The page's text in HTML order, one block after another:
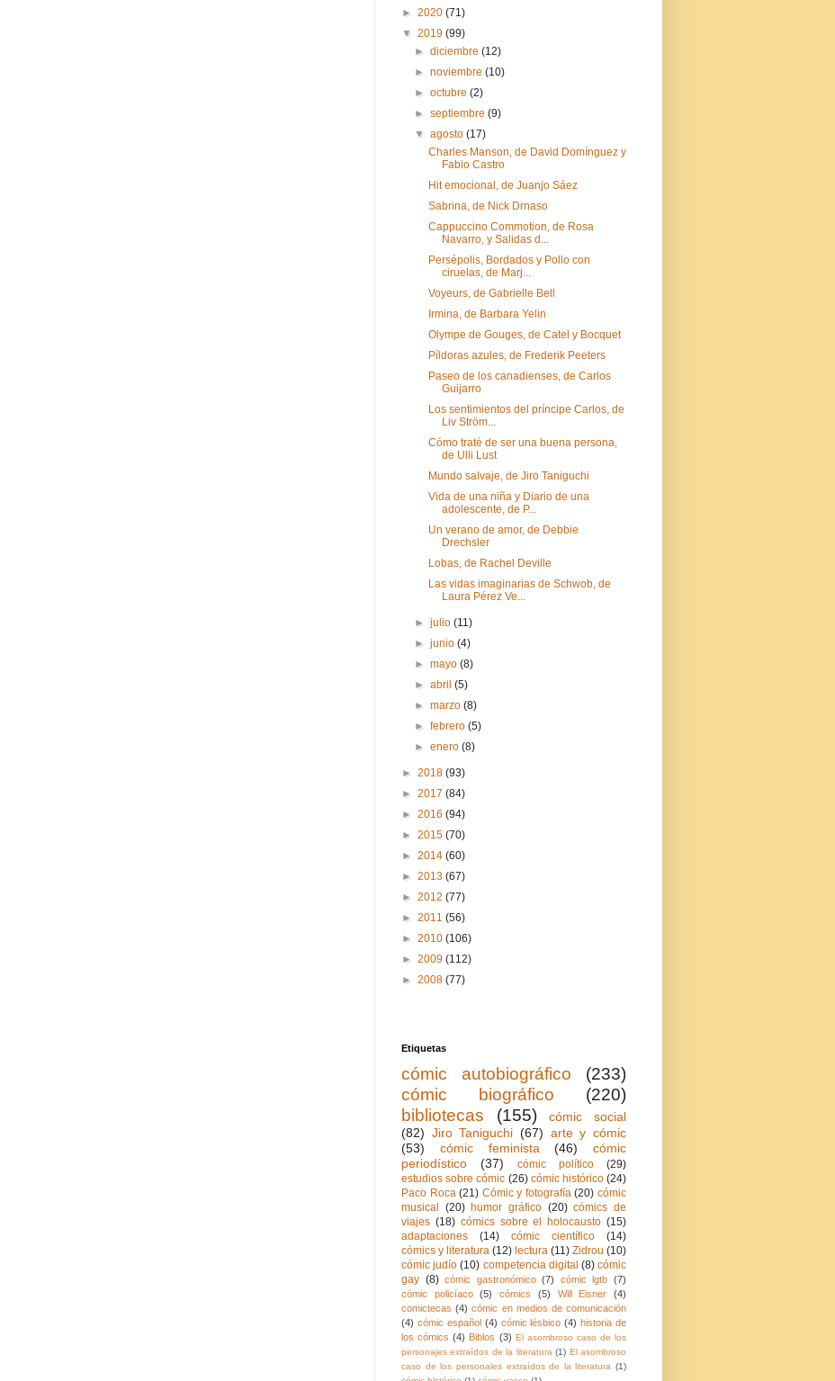
► 2020 (71)
▼ 2019 (99)
►diciembre(12)
►noviembre(10)
►octubre(2)
►septiembre(9)
▼agosto(17)
Charles Manson, de David Domínguez y
Fabio Castro
Hit emocional, de Juanjo Sáez
Sabrina, de Nick Drnaso
Cappuccino Commotion, de Rosa
Navarro, y Salidas d...
Persépolis, Bordados y Pollo con
ciruelas, de Marj...
Voyeurs, de Gabrielle Bell
Irmina, de Barbara Yelin
Olympe de Gouges, de Catel y Bocquet
Píldoras azules, de Frederik Peeters
Paseo de los canadienses, de Carlos
Guijarro
Los sentimientos del príncipe Carlos, de
Liv Ström...
Cómo traté de ser una buena persona,
de Ulli Lust
Mundo salvaje, de Jiro Taniguchi
Vida de una niña y Diario de una
adolescente, de P...
Un verano de amor, de Debbie
Drechsler
Lobas, de Rachel Deville
Las vidas imaginarias de Schwob, de
Laura Pérez Ve...
►julio(11)
►junio(4)
►mayo(8)
►abril(5)
►marzo(8)
►febrero(5)
►enero(8)
► 2018 (93)
► 2017 (84)
► 2016 (94)
► 2015 (70)
► 2014 (60)
► 2013 (67)
► 2012 (77)
► 2011 (56)
► 2010 (106)
► 2009 (112)
► 2008 (77)
Etiquetas
cómic autobiográfico
(233)
cómic biográfico
(220)
bibliotecas
(155)
cómic social
(82) Jiro Taniguchi (67) arte y cómic
(53)
cómic feminista (46)
cómic
periodístico
(37) cómic político
(29)
estudios sobre cómic (26) cómic histórico (24)
Paco Roca (21) Cómic y fotografía (20) cómic
musical
(20) humor gráfico (20) cómics de
viajes (18) cómics sobre el holocausto (15)
adaptaciones
(14) cómic científico
(14)
cómics y literatura (12) lectura (11) Zidrou (10)
cómic judío (10) competencia digital (8) cómic
gay (8) cómic gastronómico (7) cómic lgtb (7)
cómic policíaco
(5) cómics (5) Will Eisner
(4)
comictecas (4) cómic en medios de comunicación
(4) cómic español (4) cómic lésbico (4) historia de
los cómics (4) Biblos (3) El asombroso caso de los
personajes extraídos de la literatura (1) El asombroso
caso de los personales extraídos de la literatura (1)